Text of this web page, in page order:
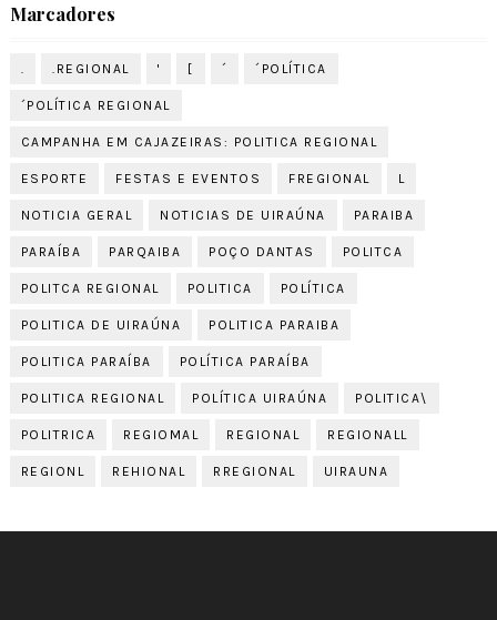
Marcadores
. .REGIONAL ' [ ´ ´POLÍTICA
´POLÍTICA REGIONAL
CAMPANHA EM CAJAZEIRAS: POLITICA REGIONAL
ESPORTE FESTAS E EVENTOS FREGIONAL L
NOTICIA GERAL NOTICIAS DE UIRAÚNA PARAIBA
PARAÍBA PARQAIBA POÇO DANTAS POLITCA
POLITCA REGIONAL POLITICA POLÍTICA
POLITICA DE UIRAÚNA POLITICA PARAIBA
POLITICA PARAÍBA POLÍTICA PARAÍBA
POLITICA REGIONAL POLÍTICA UIRAÚNA POLITICA\
POLITRICA REGIOMAL REGIONAL REGIONALL
REGIONL REHIONAL RREGIONAL UIRAUNA